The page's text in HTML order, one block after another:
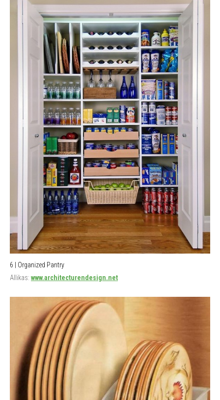
6 | Organized Pantry
Allikas: www.architecturendesign.net